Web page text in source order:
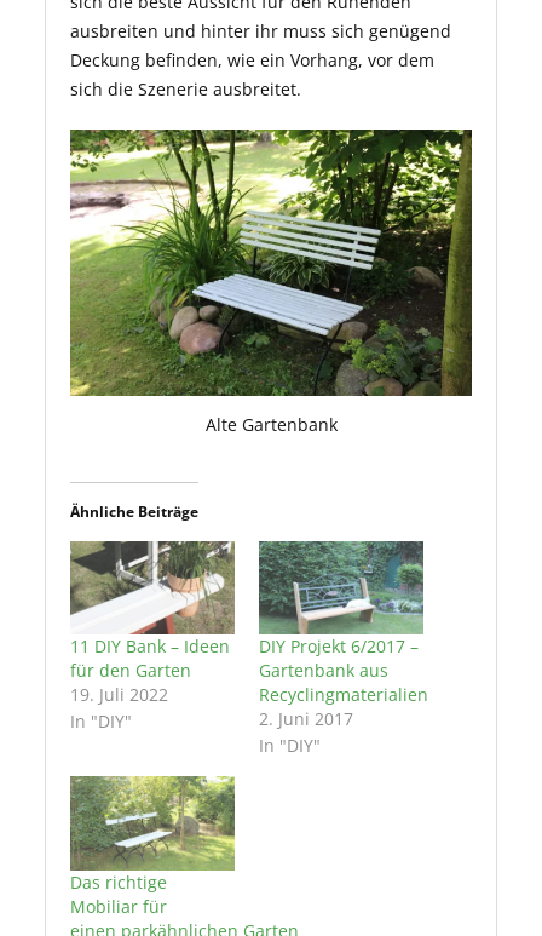
ausbreiten und hinter ihr muss sich genügend
Deckung befinden, wie ein Vorhang, vor dem
sich die Szenerie ausbreitet.
Alte Gartenbank
Ähnliche Beiträge
11 DIY Bank – Ideen
für den Garten
19. Juli 2022
In "DIY"
DIY Projekt 6/2017 –
Gartenbank aus
Recyclingmaterialien
2. Juni 2017
In "DIY"
Das richtige
Mobiliar für
einen parkähnlichen Garten